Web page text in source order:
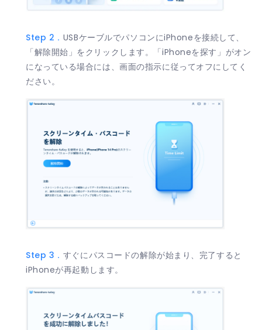
Step 2． USBケーブルでパソコンにiPhoneを接続して、
「解除開始」をクリックします。「iPhoneを探す」がオン
になっている場合には、画面の指示に従ってオフにしてく
ださい。
Step 3． すぐにパスコードの解除が始まり、完了すると
iPhoneが再起動します。